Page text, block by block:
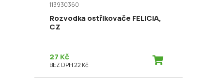
113930360
Rozvodka ostřikovače FELICIA,
CZ
27 Kč
BEZ DPH 22 Kč